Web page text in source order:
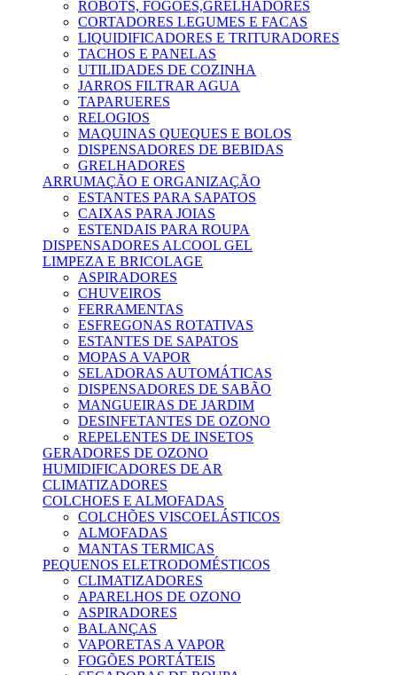
ROBOTS, FOGÕES,GRELHADORES
CORTADORES LEGUMES E FACAS
LIQUIDIFICADORES E TRITURADORES
TACHOS E PANELAS
UTILIDADES DE COZINHA
JARROS FILTRAR AGUA
TAPARUERES
RELOGIOS
MAQUINAS QUEQUES E BOLOS
DISPENSADORES DE BEBIDAS
GRELHADORES
ARRUMAÇÃO E ORGANIZAÇÃO
ESTANTES PARA SAPATOS
CAIXAS PARA JOIAS
ESTENDAIS PARA ROUPA
DISPENSADORES ALCOOL GEL
LIMPEZA E BRICOLAGE
ASPIRADORES
CHUVEIROS
FERRAMENTAS
ESFREGONAS ROTATIVAS
ESTANTES DE SAPATOS
MOPAS A VAPOR
SELADORAS AUTOMÁTICAS
DISPENSADORES DE SABÃO
MANGUEIRAS DE JARDIM
DESINFETANTES DE OZONO
REPELENTES DE INSETOS
GERADORES DE OZONO
HUMIDIFICADORES DE AR
CLIMATIZADORES
COLCHOES E ALMOFADAS
COLCHÕES VISCOELÁSTICOS
ALMOFADAS
MANTAS TERMICAS
PEQUENOS ELETRODOMÉSTICOS
CLIMATIZADORES
APARELHOS DE OZONO
ASPIRADORES
BALANÇAS
VAPORETAS A VAPOR
FOGÕES PORTÁTEIS